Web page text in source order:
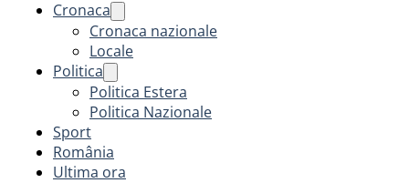
Cronaca
Cronaca nazionale
Locale
Politica
Politica Estera
Politica Nazionale
Sport
România
Ultima ora